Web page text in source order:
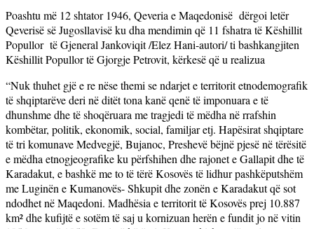
Poashtu më 12 shtator 1946, Qeveria e Maqedonisë dërgoi letër
Qeverisë së Jugosllavisë ku dha mendimin që 11 fshatra të Këshillit
Popullor të Gjeneral Jankoviqit /Elez Hani-autori/ ti bashkangjiten
Këshillit Popullor të Gjorgje Petrovit, kërkesë që u realizua
“Nuk thuhet gjë e re nëse themi se ndarjet e territorit etnodemografik
të shqiptarëve deri në ditët tona kanë qenë të imponuara e të
dhunshme dhe të shoqëruara me tragjedi të mëdha në rrafshin
kombëtar, politik, ekonomik, social, familjar etj. Hapësirat shqiptare
të tri komunave Medvegjë, Bujanoc, Preshevë bëjnë pjesë në tërësitë
e mëdha etnogjeografike ku përfshihen dhe rajonet e Gallapit dhe të
Karadakut, e bashkë me to të tërë Kosovës të lidhur pashkëputshëm
me Luginën e Kumanovës- Shkupit dhe zonën e Karadakut që sot
ndodhet në Maqedoni. Madhësia e territorit të Kosovës prej 10.887
km² dhe kufijtë e sotëm të saj u kornizuan herën e fundit jo në vitin